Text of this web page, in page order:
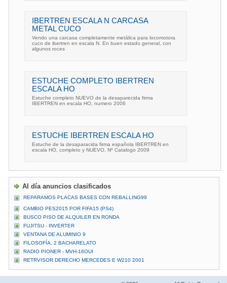
IBERTREN ESCALA N CARCASA
METAL CUCO
Vendo una carcasa completamente metálica para locomotora
cuco de ibertren en escala N. En buen estado general, con
algunos roces
ESTUCHE COMPLETO IBERTREN
ESCALA HO
Estuche completo NUEVO de la desaparecida firma
IBERTREN en escala HO, numero 2006
ESTUCHE IBERTREN ESCALA HO
Estuche de la desaparacida firma española IBERTREN en
escala HO, completo y NUEVO, Nº Catalogo 2009
Al día anuncios clasificados
REPARAMOS PLACAS BASES CON REBALLING99
CAMBIO PES2015 POR FIFA15 (PS4)
BUSCO PISO DE ALQUILER EN RONDA
FUJITSU - INVERTER
VENTANA DE ALUMINIO 9
FILOSOFÍA, 2 BACHARELATO
RADIO PIONER - MVH-16OUI
RETRVISOR DERECHO MERCEDES E W210 2001